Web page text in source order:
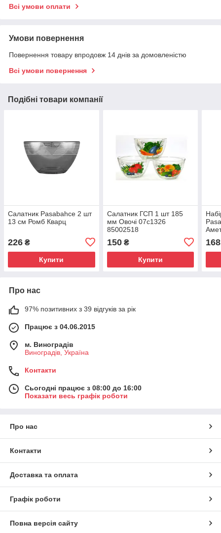
Всі умови оплати
Умови повернення
Повернення товару впродовж 14 днів за домовленістю
Всі умови повернення
Подібні товари компанії
Салатник Pasabahce 2 шт
13 см Ромб Кварц
226 ₴
Купити
Салатник ГСП 1 шт 185
мм Овочі 07с1326
85002518
150₴
Купити
168
Про нас
97% позитивних з 39 відгуків за рік
Працює з 04.06.2015
м. Виноградів
Виноградів, Україна
Контакти
Сьогодні працює з 08:00 до 16:00
Показати весь графік роботи
Про нас
Контакти
Доставка та оплата
Графік роботи
Повна версія сайту